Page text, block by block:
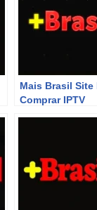
Mais Brasil Site
Comprar IPTV